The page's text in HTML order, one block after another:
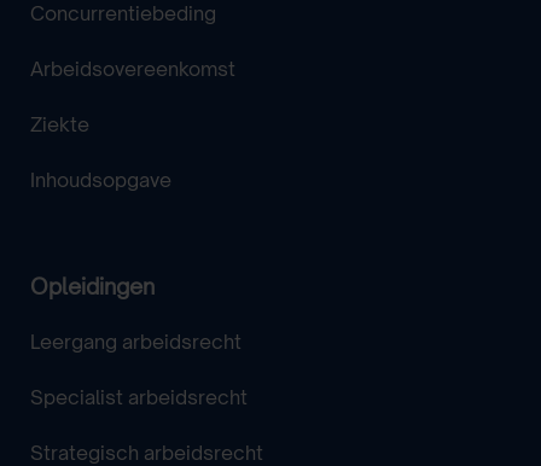
Concurrentiebeding
Arbeidsovereenkomst
Ziekte
Inhoudsopgave
Opleidingen
Leergang arbeidsrecht
Specialist arbeidsrecht
Strategisch arbeidsrecht